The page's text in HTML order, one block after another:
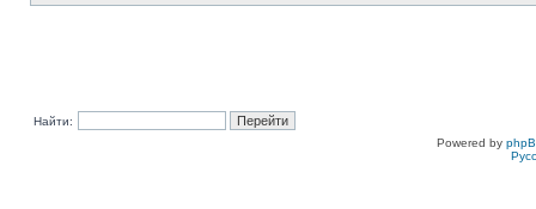
Найти:
Powered by